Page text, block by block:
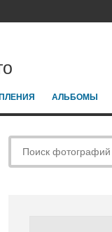
АЛЬБОМЫ